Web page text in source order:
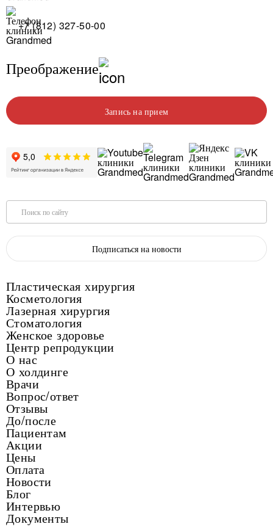
+7 (812) 327-50-00
Преображение
Запись на прием
Поиск по сайту
Подписаться на новости
Пластическая хирургия
Косметология
Лазерная хирургия
Стоматология
Женское здоровье
Центр репродукции
О нас
О холдинге
Врачи
Вопрос/ответ
Отзывы
До/после
Пациентам
Акции
Цены
Оплата
Новости
Блог
Интервью
Документы